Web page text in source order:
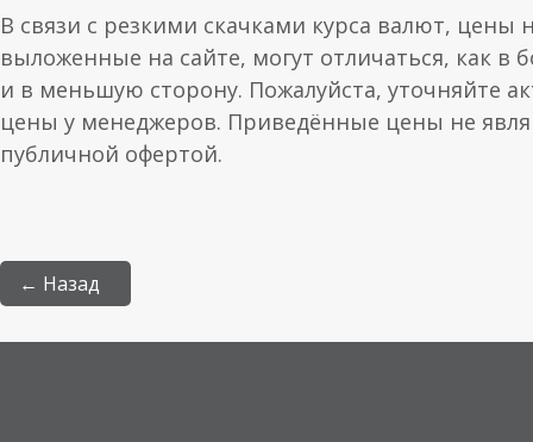
В связи с резкими скачками курса валют, цены
выложенные на сайте, могут отличаться, как в
и в меньшую сторону. Пожалуйста, уточняйте
цены у менеджеров. Приведённые цены не
публичной офертой.
← Назад